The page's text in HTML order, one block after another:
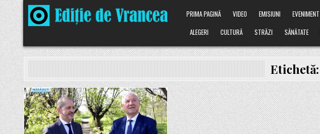
Skip
to
content
PRIMA PAGINĂ VIDEO EMISIUNI EVENIMENT
ALEGERI
CULTURĂ STRĂZI SĂNĂTATE
Etichetă:
Posted
in